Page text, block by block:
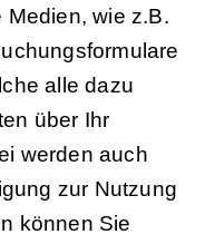
Medien, wie z.B.
alle dazu
über Ihr
werden auch
zur Nutzung
können Sie